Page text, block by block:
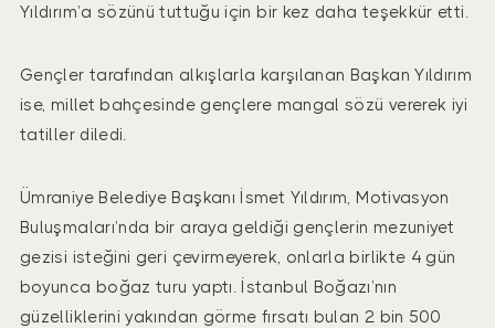
Yıldırım’a sözünü tuttuğu için bir kez daha teşekkür etti.
Gençler tarafından alkışlarla karşılanan Başkan Yıldırım
ise, millet bahçesinde gençlere mangal sözü vererek iyi
tatiller diledi.
Ümraniye Belediye Başkanı İsmet Yıldırım, Motivasyon
Buluşmaları’nda bir araya geldiği gençlerin mezuniyet
gezisi isteğini geri çevirmeyerek, onlarla birlikte 4 gün
boyunca boğaz turu yaptı. İstanbul Boğazı’nın
güzelliklerini yakından görme fırsatı bulan 2 bin 500